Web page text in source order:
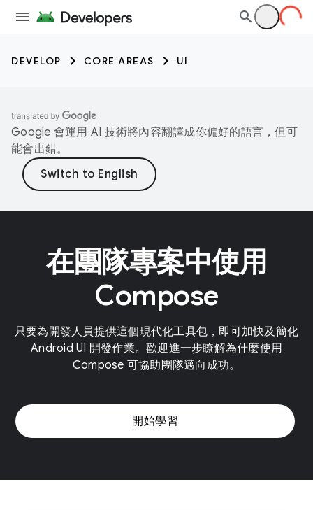
DEVELOP CORE AREAS UI
Google 會運用 AI 技術將內容翻譯成你偏好的語言，但可
能會出錯。
在團隊專案中使用
Compose
只要為開發人員提供這個現代化工具包，即可加快及簡化
Android UI 開發作業。歡迎進一步瞭解為什麼使用
Compose 可協助團隊邁向成功。
開始學習